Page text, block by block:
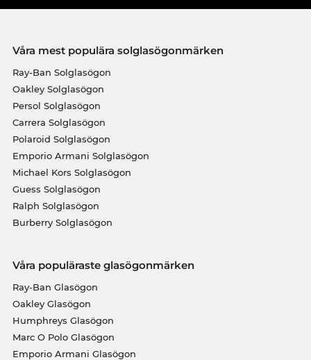
Våra mest populära solglasögonmärken
Ray-Ban Solglasögon
Oakley Solglasögon
Persol Solglasögon
Carrera Solglasögon
Polaroid Solglasögon
Emporio Armani Solglasögon
Michael Kors Solglasögon
Guess Solglasögon
Ralph Solglasögon
Burberry Solglasögon
Våra populäraste glasögonmärken
Ray-Ban Glasögon
Oakley Glasögon
Humphreys Glasögon
Marc O Polo Glasögon
Emporio Armani Glasögon